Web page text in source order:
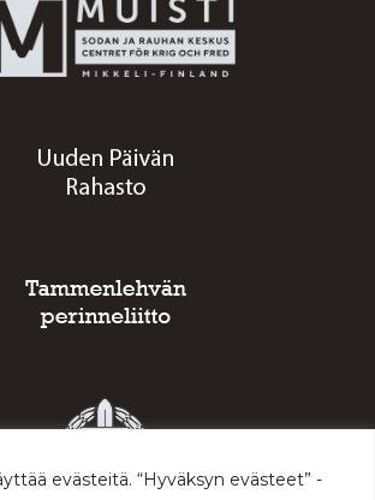
evästeitä. “Hyväksyn evästeet” -